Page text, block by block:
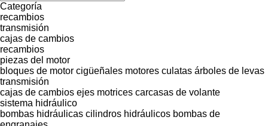
Categoría
recambios
transmisión
cajas de cambios
recambios
piezas del motor
bloques de motor cigüeñales motores culatas árboles de levas
transmisión
cajas de cambios ejes motrices carcasas de volante
sistema hidráulico
bombas hidráulicas cilindros hidráulicos bombas de